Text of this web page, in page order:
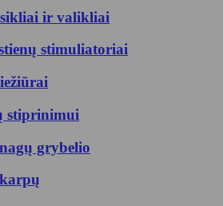
ir valikliai
stimuliatoriai
stiprinimui
grybelio